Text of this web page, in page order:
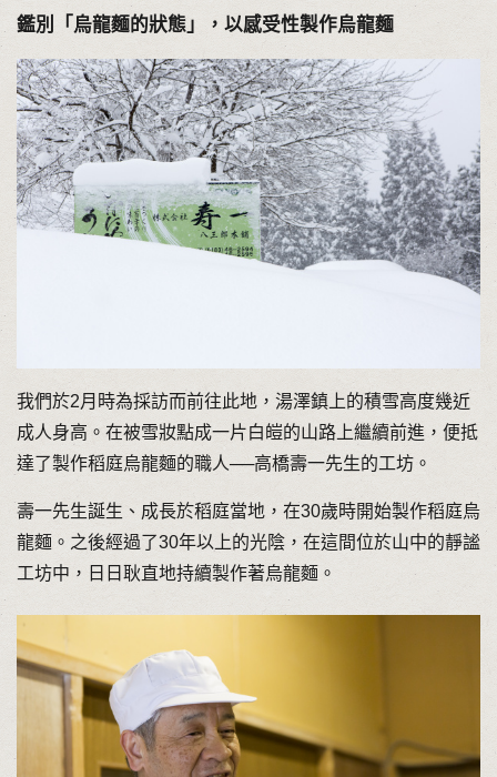
鑑別「烏龍麵的狀態」，以感受性製作烏龍麵
我們於2月時為採訪而前往此地，湯澤鎮上的積雪高度幾近
成人身高。在被雪妝點成一片白皚的山路上繼續前進，便抵
達了製作稻庭烏龍麵的職人──高橋壽一先生的工坊。
壽一先生誕生、成長於稻庭當地，在30歲時開始製作稻庭烏
龍麵。之後經過了30年以上的光陰，在這間位於山中的靜謐
工坊中，日日耿直地持續製作著烏龍麵。